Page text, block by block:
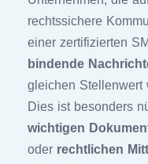
rechtssichere
einer zertifizierten
bindende
gleichen Stellenwert
Dies ist besonders
wichtigen
oder rechtlichen